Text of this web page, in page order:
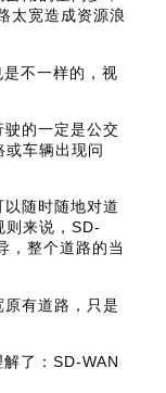
太宽造成资源浪
不一样的，视
的一定是公交
或车辆出现问
随时随地对道
则来说，SD-
，整个道路的当
有道路，只是
了：SD-WAN